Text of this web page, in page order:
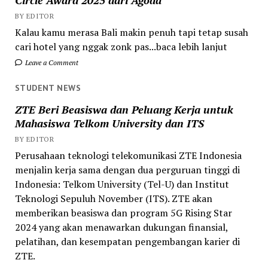
BY EDITOR
Kalau kamu merasa Bali makin penuh tapi tetap susah
cari hotel yang nggak zonk pas...baca lebih lanjut
Leave a Comment
STUDENT NEWS
ZTE Beri Beasiswa dan Peluang Kerja untuk
Mahasiswa Telkom University dan ITS
BY EDITOR
Perusahaan teknologi telekomunikasi ZTE Indonesia
menjalin kerja sama dengan dua perguruan tinggi di
Indonesia: Telkom University (Tel-U) dan Institut
Teknologi Sepuluh November (ITS). ZTE akan
memberikan beasiswa dan program 5G Rising Star
2024 yang akan menawarkan dukungan finansial,
pelatihan, dan kesempatan pengembangan karier di
ZTE.